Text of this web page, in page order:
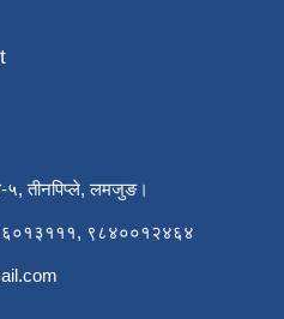
५, तीनपिप्ले, लमजुङ।
९८४००१२४६४